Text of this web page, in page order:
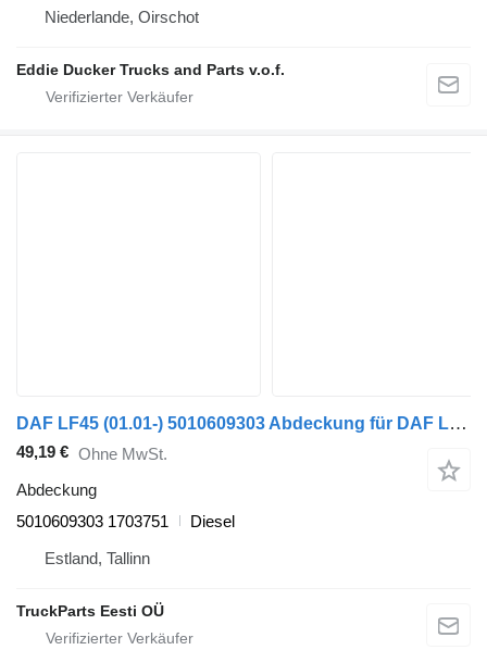
Niederlande, Oirschot
Eddie Ducker Trucks and Parts v.o.f.
DAF LF45 (01.01-) 5010609303 Abdeckung für DAF LF45, LF55, LF180, CF65, CF75, CF85 (2001-) LKW
49,19 € Ohne MwSt.
Abdeckung
5010609303 1703751
Diesel
Estland, Tallinn
TruckParts Eesti OÜ